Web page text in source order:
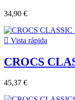
34,90 €
 Vista rápida
CROCS
45,37 €